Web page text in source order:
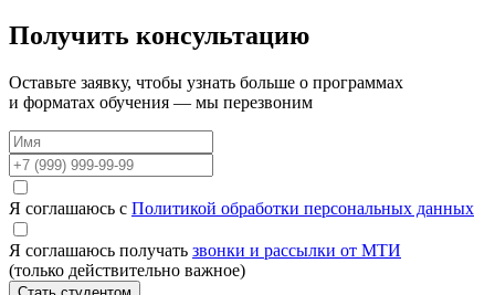
Получить консультацию
Оставьте заявку, чтобы узнать больше о программах
и форматах обучения — мы перезвоним
Я соглашаюсь с Политикой обработки персональных данных
Я соглашаюсь получать звонки и рассылки от МТИ
(только действительно важное)